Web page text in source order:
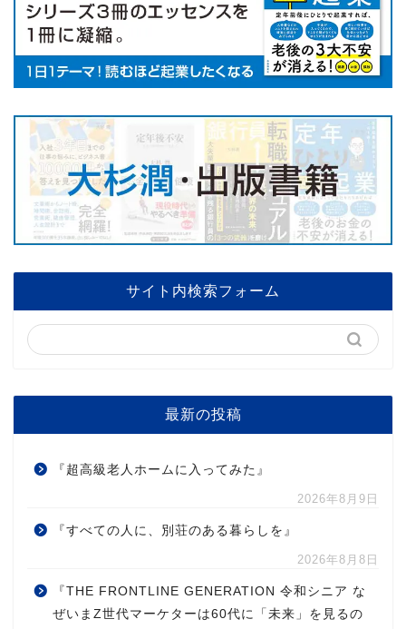
サイト内検索フォーム
最新の投稿
『超高級老人ホームに入ってみた』
2026年8月9日
『すべての人に、別荘のある暮らしを』
2026年8月8日
『THE FRONTLINE GENERATION 令和シニア な
ぜいまZ世代マーケターは60代に「未来」を見るの